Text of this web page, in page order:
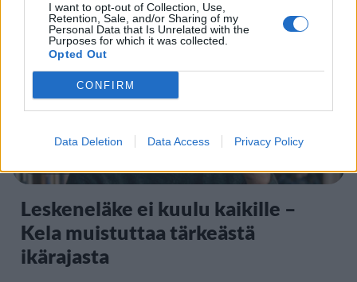
I want to opt-out of Collection, Use,
Retention, Sale, and/or Sharing of my
Personal Data that Is Unrelated with the
Purposes for which it was collected.
Opted Out
CONFIRM
Data Deletion Data Access Privacy Policy
4
Leskeneläke ei kuulu kaikille –
Kela muistuttaa tärkeästä
ikärajasta